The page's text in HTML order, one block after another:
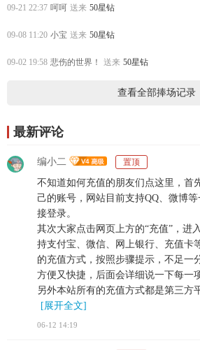
09-21 22:37 呵呵 送来 50星钻
09-08 11:20 小宝 送来 50星钻
09-02 19:58 悲伤的世界！ 送来 50星钻
查看全部捧场记录
最新评论
编小二 置顶
不知道如何充值的朋友们点这里，首
己的账号，网站目前支持QQ、微博
接登录。
其次大家点击网页上方的“充值”，进
持支付宝、微信、网上银行、充值卡
的充值方式，按照步骤提示，不足一
方便又快捷，后面会详细说一下每一
另外本站所有的充值方式都是第三方
[展开全文]
06-12 14:19